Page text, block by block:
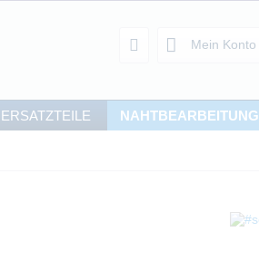
Mein Konto
ERSATZTEILE NAHTBEARBEITUNG